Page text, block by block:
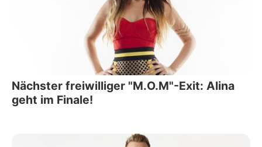
Nächster freiwilliger "M.O.M"-Exit: Alina
geht im Finale!